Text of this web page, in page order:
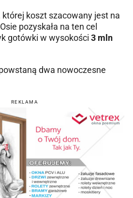
koszt szacowany jest na
pozyskała na ten cel
gotówki w wysokości 3 mln
dwa nowoczesne
REKLAMA